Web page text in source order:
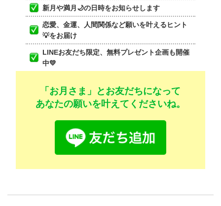
新月や満月🌙の日時をお知らせします
恋愛、金運、人間関係など願いを叶えるヒント
💡をお届け
LINEお友だち限定、無料プレゼント企画も開催
中💛
「お月さま」とお友だちになって
あなたの願いを叶えてくださいね。